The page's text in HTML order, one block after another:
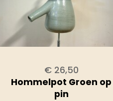
€ 26,50
Hommelpot Groen op
pin